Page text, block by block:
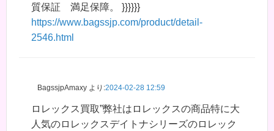
質保証 満足保障。 }}}}}}
https://www.bagssjp.com/product/detail-
2546.html
BagssjpAmaxy より:2024-02-28 12:59
ロレックス買取”弊社はロレックスの商品特に大
人気のロレックスデイトナシリーズのロレック